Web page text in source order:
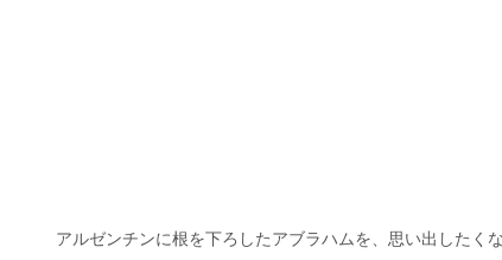
アルゼンチンに根を下ろしたアブラハムを、思い出したく